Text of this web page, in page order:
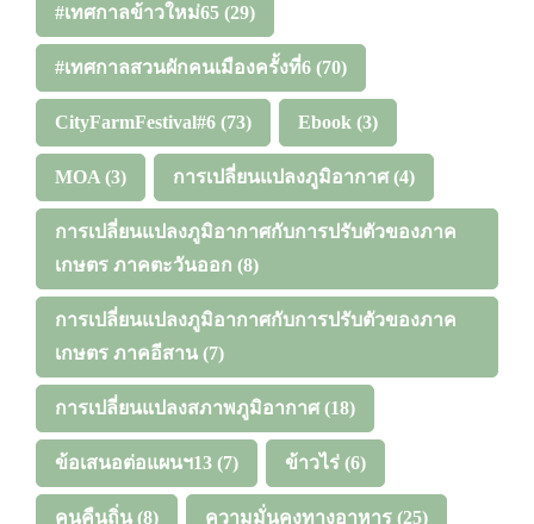
#เทศกาลข้าวใหม่65 (29)
#เทศกาลสวนผักคนเมืองครั้งที่6 (70)
CityFarmFestival#6 (73) Ebook (3)
MOA (3) การเปลี่ยนแปลงภูมิอากาศ(4)
การเปลี่ยนแปลงภูมิอากาศกับการปรับตัวของภาค
เกษตร ภาคตะวันออก (8)
การเปลี่ยนแปลงภูมิอากาศกับการปรับตัวของภาค
เกษตร ภาคอีสาน (7)
การเปลี่ยนแปลงสภาพภูมิอากาศ(18)
ข้อเสนอต่อแผนฯ13 (7) ข้าวไร่ (6)
คนคืนถิ่น (8) ความมั่นคงทางอาหาร (25)